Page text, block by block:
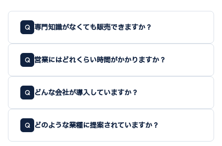
Q 専門知識がなくても販売できますか？
Q 営業にはどれくらい時間がかかりますか？
Q どんな会社が導入していますか？
Q どのような業種に提案されていますか？